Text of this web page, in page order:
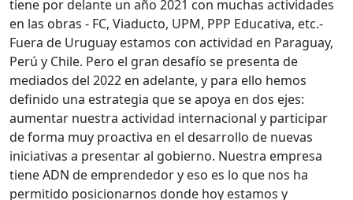
tiene por delante un año 2021 con muchas actividades
en las obras - FC, Viaducto, UPM, PPP Educativa, etc.-
Fuera de Uruguay estamos con actividad en Paraguay,
Perú y Chile. Pero el gran desafío se presenta de
mediados del 2022 en adelante, y para ello hemos
definido una estrategia que se apoya en dos ejes:
aumentar nuestra actividad internacional y participar
de forma muy proactiva en el desarrollo de nuevas
iniciativas a presentar al gobierno. Nuestra empresa
tiene ADN de emprendedor y eso es lo que nos ha
permitido posicionarnos donde hoy estamos y